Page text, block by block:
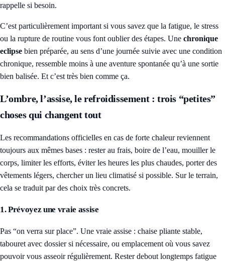
rappelle si besoin.
C’est particulièrement important si vous savez que la fatigue, le stress
ou la rupture de routine vous font oublier des étapes. Une chronique
eclipse bien préparée, au sens d’une journée suivie avec une condition
chronique, ressemble moins à une aventure spontanée qu’à une sortie
bien balisée. Et c’est très bien comme ça.
L’ombre, l’assise, le refroidissement : trois “petites”
choses qui changent tout
Les recommandations officielles en cas de forte chaleur reviennent
toujours aux mêmes bases : rester au frais, boire de l’eau, mouiller le
corps, limiter les efforts, éviter les heures les plus chaudes, porter des
vêtements légers, chercher un lieu climatisé si possible. Sur le terrain,
cela se traduit par des choix très concrets.
1. Prévoyez une vraie assise
Pas “on verra sur place”. Une vraie assise : chaise pliante stable,
tabouret avec dossier si nécessaire, ou emplacement où vous savez
pouvoir vous asseoir régulièrement. Rester debout longtemps fatigue